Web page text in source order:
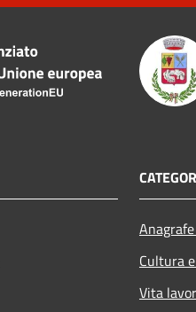
Cultura
Vita